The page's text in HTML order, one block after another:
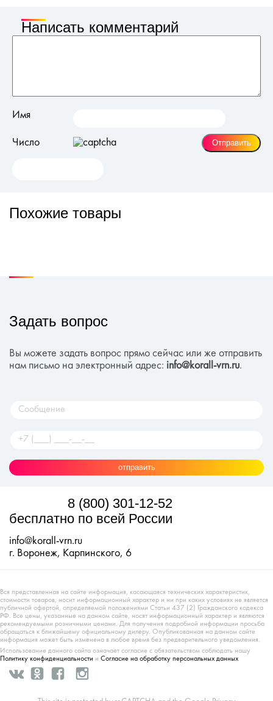
Написать комментарий
Имя
Число
Похожие товары
Задать вопрос
Вы можете задать вопрос прямо сейчас или же отправить
нам письмо на электронный адрес: info@korall-vrn.ru.
отправить
8 (800) 301-12-52
бесплатно по всей России
info@korall-vrn.ru
г. Воронеж, Карпинского, 6
Вся представленная на сайте информация, касающаяся технических характеристик,
стоимости товаров, носит информационный характер и ни при каких условиях не является
публичной офертой, определяемой положениями Статьи 437 (2) Гражданского кодекса
РФ. Все цены, указанные на данном сайте, носят информационный характер и являются
рекомендуемыми розничными ценами. Для получения подробной информации просьба
обращаться к ближайшему официальному дилеру. Опубликованная на данном сайте
информация может быть изменена в любое время без предварительного уведомления.
Использование данного сайта означает согласие с обязательством соблюдать нашу
Политику конфиденциальности и Согласие на обработку персональных данных